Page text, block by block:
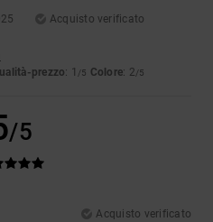
Acquisto verificato
prezzo: 1 /5 Colore: 2/5
/5
Acquisto verificato